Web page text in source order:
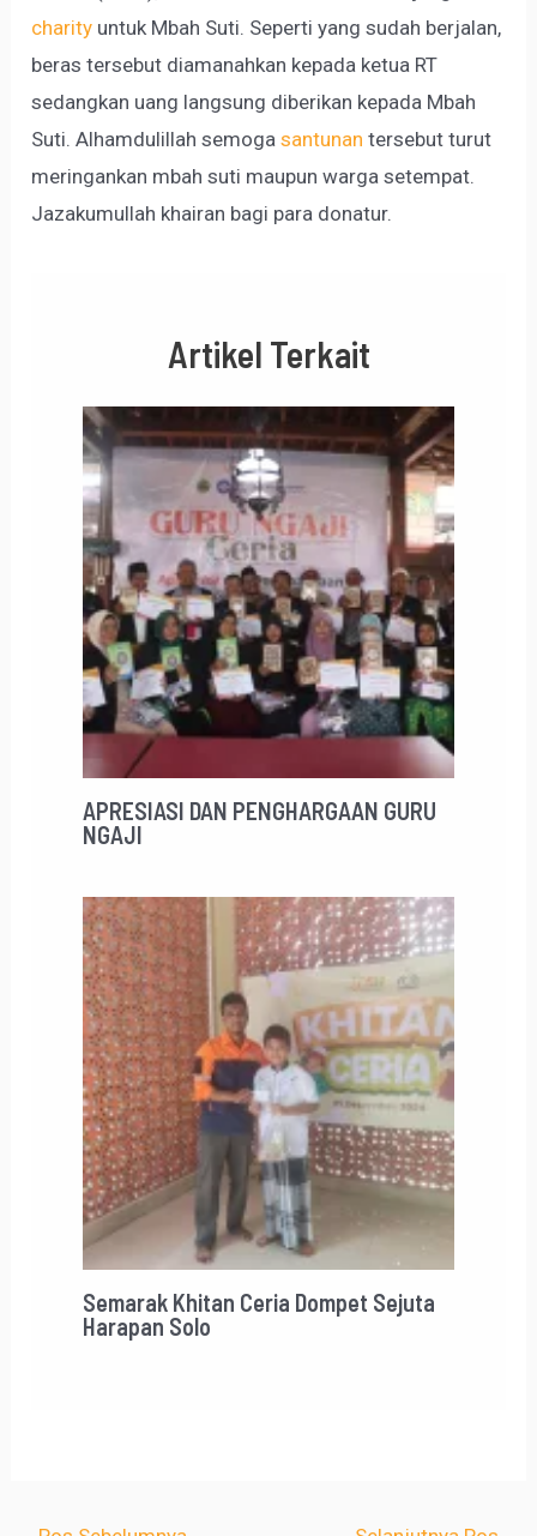
charity untuk Mbah Suti. Seperti yang sudah berjalan,
beras tersebut diamanahkan kepada ketua RT
sedangkan uang langsung diberikan kepada Mbah
Suti. Alhamdulillah semogasantunan tersebut turut
meringankan mbah suti maupun warga setempat.
Jazakumullah khairan bagi para donatur.
Artikel Terkait
APRESIASI DAN PENGHARGAAN GURU
NGAJI
Semarak Khitan Ceria Dompet Sejuta
Harapan Solo